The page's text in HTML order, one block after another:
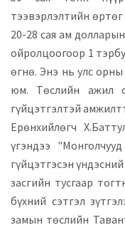
тээвэрлэлтийн өртөг
20-28 сая ам
ойролцоогоор 1
өгнө. Энэ нь улс
юм. Төслийн ажил
гүйцэтгэлтэй
Ерөнхийлөгч
үгэндээ
гүйцэтгэсэн
засгийн тусгаар
бүхний сэтгэл
замын төслийн